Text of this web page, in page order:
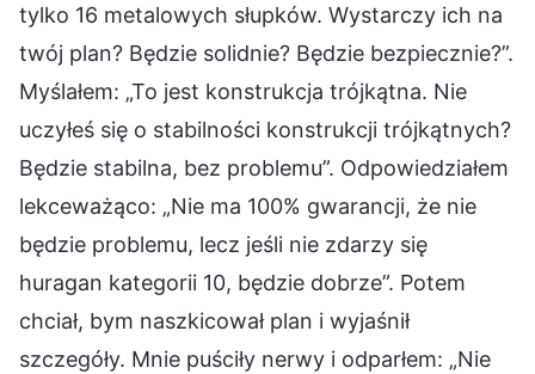
tylko 16 metalowych słupków. Wystarczy ich na
twój plan? Będzie solidnie? Będzie bezpiecznie?”.
Myślałem: „To jest konstrukcja trójkątna. Nie
uczyłeś się o stabilności konstrukcji trójkątnych?
Będzie stabilna, bez problemu”. Odpowiedziałem
lekceważąco: „Nie ma 100% gwarancji, że nie
będzie problemu, lecz jeśli nie zdarzy się
huragan kategorii 10, będzie dobrze”. Potem
chciał, bym naszkicował plan i wyjaśnił
szczegóły. Mnie puściły nerwy i odparłem: „Nie